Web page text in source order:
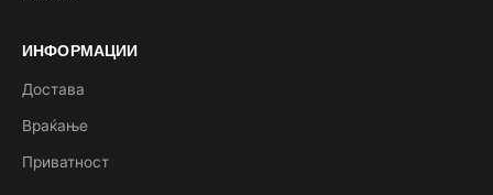
ИНФОРМАЦИИ
Достава
Враќање
Приватност